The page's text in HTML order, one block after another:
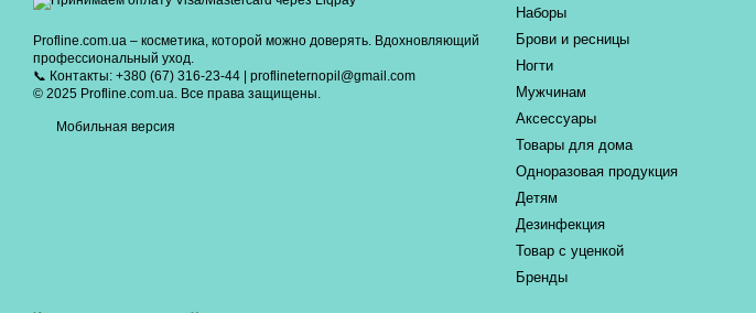
Profline.com.ua – косметика, которой можно доверять. Вдохновляющий
профессиональный уход.
📞 Контакты: +380 (67) 316-23-44 | proflineternopil@gmail.com
© 2025 Profline.com.ua. Все права защищены.
Мобильная версия
Наборы
Брови и ресницы
Ногти
Мужчинам
Аксессуары
Товары для дома
Одноразовая продукция
Детям
Дезинфекция
Товар с уценкой
Бренды